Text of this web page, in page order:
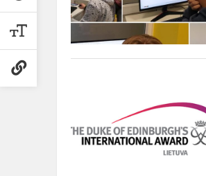
dalyviai
ceremonijoje
apdovanoti